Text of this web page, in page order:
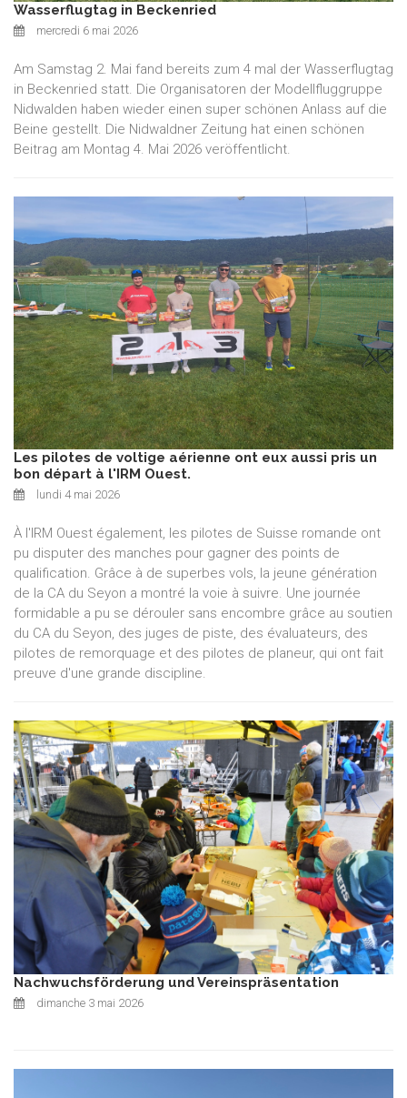
Wasserflugtag in Beckenried
mercredi 6 mai 2026
Am Samstag 2. Mai fand bereits zum 4 mal der Wasserflugtag
in Beckenried statt. Die Organisatoren der Modellfluggruppe
Nidwalden haben wieder einen super schönen Anlass auf die
Beine gestellt. Die Nidwaldner Zeitung hat einen schönen
Beitrag am Montag 4. Mai 2026 veröffentlicht.
Les pilotes de voltige aérienne ont eux aussi pris un
bon départ à l'IRM Ouest.
lundi 4 mai 2026
À l'IRM Ouest également, les pilotes de Suisse romande ont
pu disputer des manches pour gagner des points de
qualification. Grâce à de superbes vols, la jeune génération
de la CA du Seyon a montré la voie à suivre. Une journée
formidable a pu se dérouler sans encombre grâce au soutien
du CA du Seyon, des juges de piste, des évaluateurs, des
pilotes de remorquage et des pilotes de planeur, qui ont fait
preuve d'une grande discipline.
Nachwuchsförderung und Vereinspräsentation
dimanche 3 mai 2026